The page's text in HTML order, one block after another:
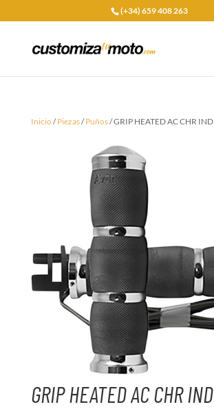
(+34) 659 408 263
Inicio/Piezas/Puños/ GRIP HEATED AC CHR IND
GRIP HEATED AC CHR IND